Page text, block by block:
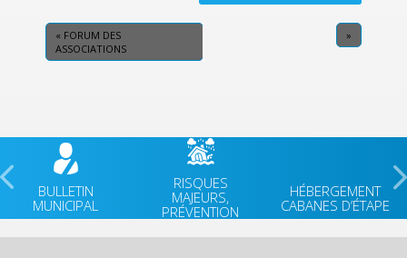
« FORUM DES
ASSOCIATIONS
»
BULLETIN
MUNICIPAL
RISQUES
MAJEURS,
PRÉVENTION
HÉBERGEMENT
CABANES D’ÉTAPE